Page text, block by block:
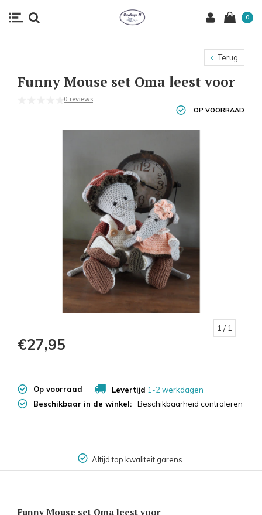
0
Terug
Funny Mouse set Oma leest voor
0 reviews
OP VOORRAAD
1 / 1
€27,95
Op voorraad Levertijd 1-2 werkdagen
Beschikbaar in de winkel:
Beschikbaarheid controleren
Altijd top kwaliteit garens.
Funny Mouse set Oma leest voor